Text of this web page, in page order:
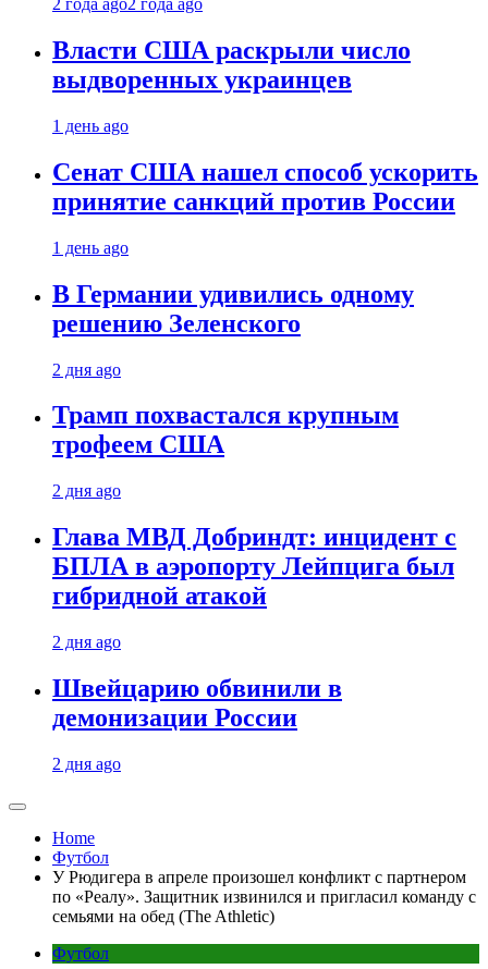
2 года ago2 года ago
Власти США раскрыли число
выдворенных украинцев
1 день ago
Сенат США нашел способ ускорить
принятие санкций против России
1 день ago
В Германии удивились одному
решению Зеленского
2 дня ago
Трамп похвастался крупным
трофеем США
2 дня ago
Глава МВД Добриндт: инцидент с
БПЛА в аэропорту Лейпцига был
гибридной атакой
2 дня ago
Швейцарию обвинили в
демонизации России
2 дня ago
Home
Футбол
У Рюдигера в апреле произошел конфликт с партнером
по «Реалу». Защитник извинился и пригласил команду с
семьями на обед (The Athletic)
Футбол